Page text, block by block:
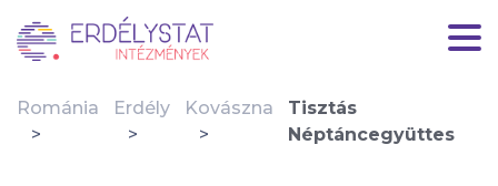
Románia Erdély Kovászna
Tisztás
Néptáncegyüttes